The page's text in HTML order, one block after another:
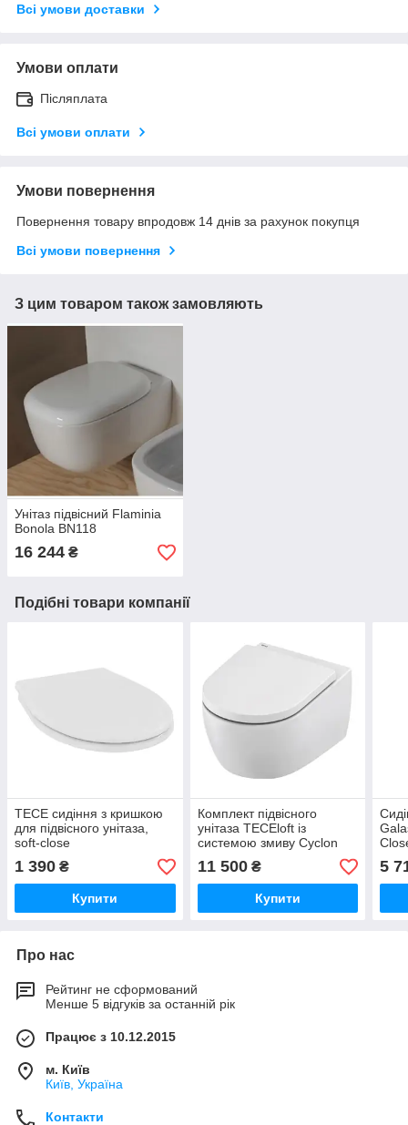
Всі умови доставки
Умови оплати
Післяплата
Всі умови оплати
Умови повернення
Повернення товару впродовж 14 днів за рахунок покупця
Всі умови повернення
З цим товаром також замовляють
Унітаз підвісний Flaminia
Bonola BN118
16 244 ₴
Подібні товари компанії
ТЕСЕ сидіння з кришкою
для підвісного унітаза,
soft-close
1 390 ₴
Купити
Комплект підвісного
унітаза TECEloft із
системою змиву Cyclon
Flush і сидінням soft-close
11 500₴
Купити
5
Про нас
Рейтинг не сформований
Менше 5 відгуків за останній рік
Працює з 10.12.2015
м. Київ
Київ, Україна
Контакти